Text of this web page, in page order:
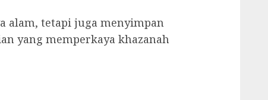
alam, tetapi juga menyimpan
yang memperkaya khazanah